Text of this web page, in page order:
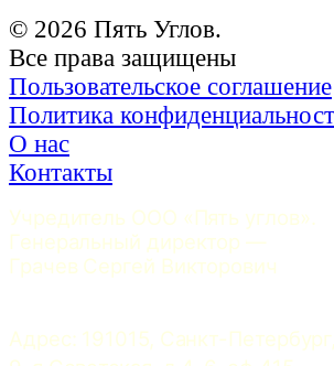
© 2026 Пять Углов.
Все права защищены
Пользовательское соглашение
Политика
О нас
Контакты
Учредитель ООО «Пять углов».
Генеральный директор —
Грачев Сергей Викторович
Адрес: 191015, Санкт-Петербург,